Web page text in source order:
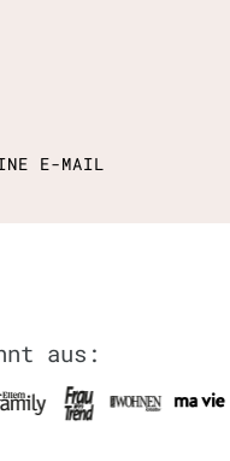
E-MAIL
aus: